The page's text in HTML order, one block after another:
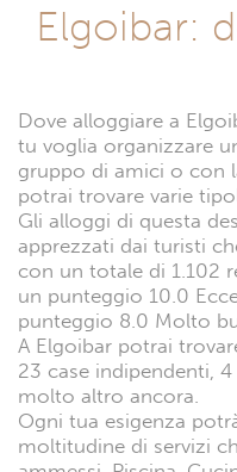
Elgoibar:
Dove alloggiare a
tu voglia organizzare
gruppo di amici o con
potrai trovare varie
Gli alloggi di questa
apprezzati dai turisti
con un totale di 1.102
un punteggio 10.0
punteggio 8.0 Molto
A Elgoibar potrai
23 case indipendenti,
molto altro ancora.
Ogni tua esigenza
moltitudine di servizi